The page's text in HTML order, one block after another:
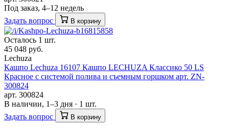
Под заказ, 4–12 недель
Задать вопрос
В корзину
Осталось 1 шт.
45 048 руб.
Lechuza
Кашпо Lechuza 16107 Кашпо LECHUZA Классико 50 LS
Красное с системой полива и съемным горшком арт. ZN-
300824
арт. 300824
В наличии, 1–3 дня · 1 шт.
Задать вопрос
В корзину